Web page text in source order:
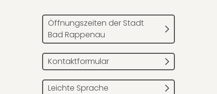
Öffnungszeiten der Stadt
Bad Rappenau
Kontaktformular
Leichte Sprache